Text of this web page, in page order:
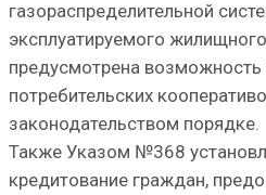
газораспределительной
эксплуатируемого
предусмотрена возможность
потребительских
законодательством порядке.
Также Указом №368
кредитование граждан,